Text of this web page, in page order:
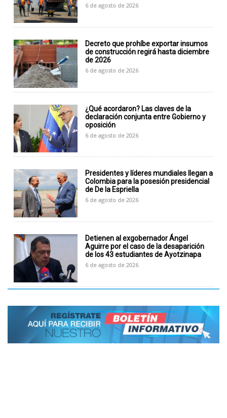
6 de agosto de 2026
Decreto que prohíbe exportar insumos
de construcción regirá hasta diciembre
de 2026
6 de agosto de 2026
¿Qué acordaron? Las claves de la
declaración conjunta entre Gobierno y
oposición
6 de agosto de 2026
Presidentes y líderes mundiales llegan a
Colombia para la posesión presidencial
de De la Espriella
6 de agosto de 2026
Detienen al exgobernador Ángel
Aguirre por el caso de la desaparición
de los 43 estudiantes de Ayotzinapa
6 de agosto de 2026